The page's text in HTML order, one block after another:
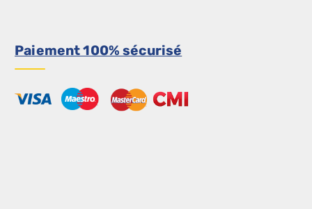
Paiement 100% sécurisé